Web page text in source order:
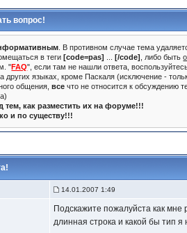
вопрос!
. В противном случае тема
в теги[code=pas] ...[/code] , либо быть
"FAQ", если там не нашли ответа,
других языках, кроме Паскаля (исключение -
общения,все что не относится к обсуждению
как разместить их на форуме!!!
и по существу!!!
14.01.2007 1:49
Подскажите пожалуйста как
длинная строка и какой бы тип